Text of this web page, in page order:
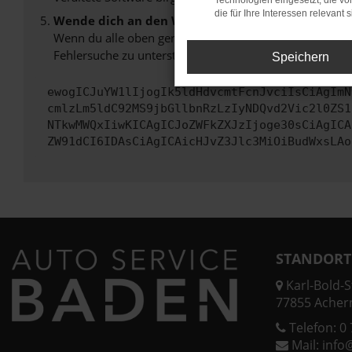
Wende dich an den Webseitenbetreiber.
Wenn du alle oben genannten Schritte versucht hast,
Fehlersuche zu unterstützen:
Karl-Bold-
77855
Telefon: 0
Mail:
die für Ihre Interessen relevant
Speichern